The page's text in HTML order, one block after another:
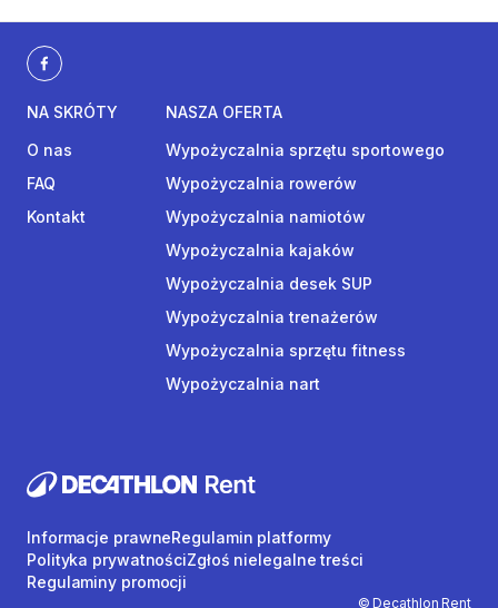
NA SKRÓTY
O nas
FAQ
Kontakt
NASZA OFERTA
Wypożyczalnia sprzętu sportowego
Wypożyczalnia rowerów
Wypożyczalnia namiotów
Wypożyczalnia kajaków
Wypożyczalnia desek SUP
Wypożyczalnia trenażerów
Wypożyczalnia sprzętu fitness
Wypożyczalnia nart
© Decathlon Rent
Informacje prawneRegulamin platformy
Polityka prywatnościZgłoś nielegalne treści
Regulaminy promocji